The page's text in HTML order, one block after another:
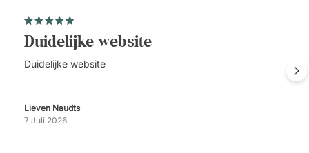
Duidelijke website
Duidelijke website
Lieven Naudts
7 Juli 2026